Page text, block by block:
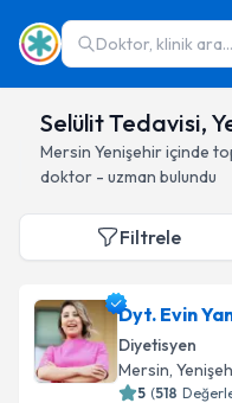
Doktor, klinik ara...
Selülit Tedavisi,
Mersin Yenişehiriçinde
doktor - uzman bulundu
Filtrele
Dyt. Evin
Diyetisyen
Mersin,
5 (518